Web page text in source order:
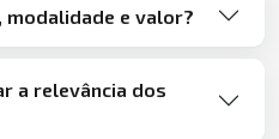
e valor?
a relevância dos